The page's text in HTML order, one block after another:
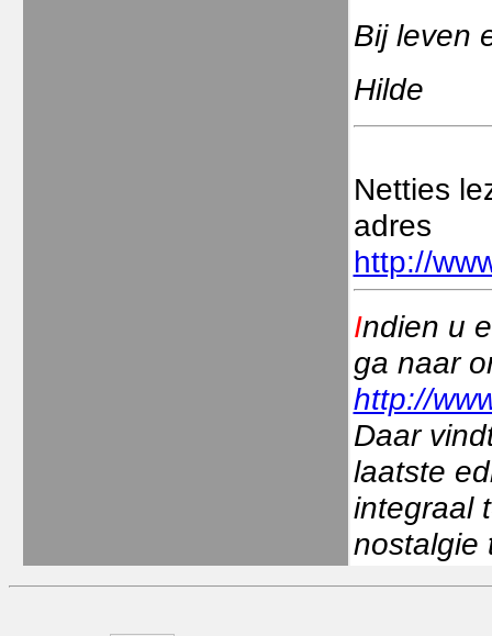
Bij leven
Hilde
Netties
adres
http://
Indien u
ga naar
http://
Daar
laatste
integraal
nostalgie